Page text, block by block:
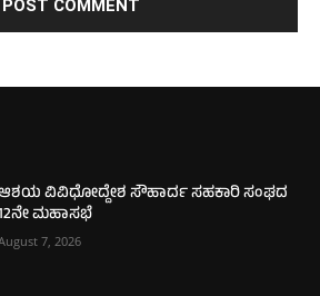
ವಿವಿಧೋದ್ದೇಶ ಸೌಹಾರ್ದ ಸಹಕಾರಿ ಸಂಘದ
ಮಹಾಸಭೆ
7, 2026